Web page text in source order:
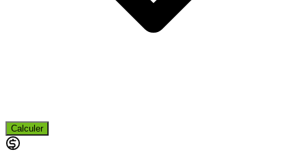
Calculer